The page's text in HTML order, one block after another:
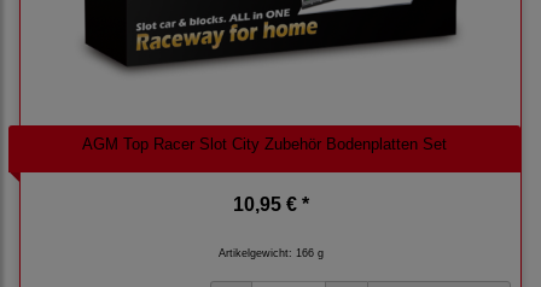
AGM Top Racer Slot City Zubehör Bodenplatten Set
10,95 € *
Artikelgewicht: 166 g